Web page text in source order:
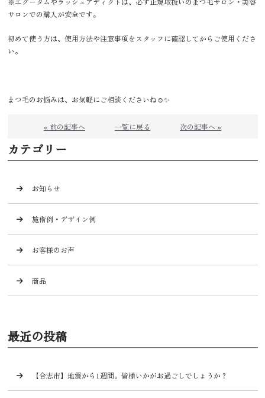
サロンでの購入が安全です。
初めて使う方は、使用方法や注意事項をスタッフに確認してからご使用くださ
い。
まつ毛のお悩みは、お気軽にご相談くださいね☺️✨
« 前の記事へ 一覧に戻る 次の記事へ »
カテゴリー
お知らせ
施術例・デザイン例
お客様のお声
商品
最近の投稿
【合志市】地震から1週間。皆様いかがお過ごしでしょうか？